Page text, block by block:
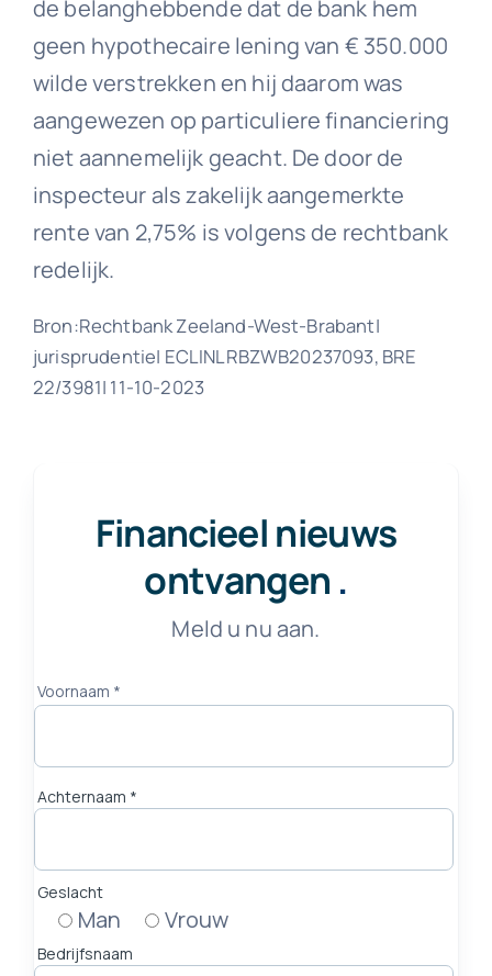
de belanghebbende dat de bank hem
geen hypothecaire lening van € 350.000
wilde verstrekken en hij daarom was
aangewezen op particuliere financiering
niet aannemelijk geacht. De door de
inspecteur als zakelijk aangemerkte
rente van 2,75% is volgens de rechtbank
redelijk.
Bron:Rechtbank Zeeland-West-Brabant|
jurisprudentie| ECLINLRBZWB20237093, BRE
22/3981| 11-10-2023
Financieel nieuws
ontvangen .
Meld u nu aan.